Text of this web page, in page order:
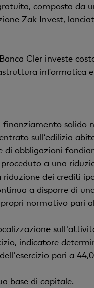
composta da
Zak Invest,
Cler investe
informatica
solido
sull’edilizia
di obbligazioni
a una
dei crediti
a disporre di
normativo pari
indicatore
pari a
base di capitale.